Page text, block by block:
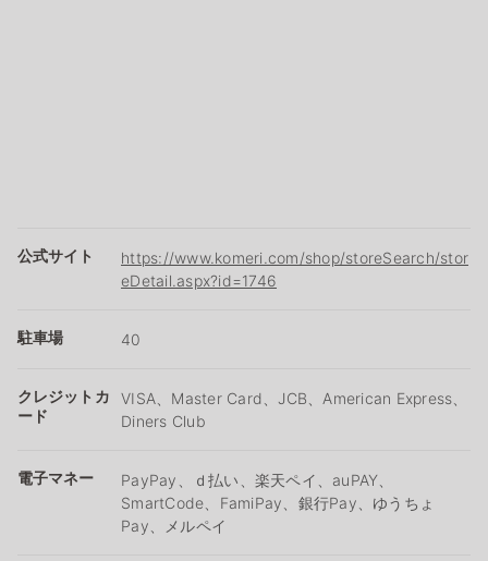
公式サイト
https://www.komeri.com/shop/storeSearch/stor
eDetail.aspx?id=1746
駐車場 40
クレジットカ
ード
VISA、Master Card、JCB、American Express、
Diners Club
電子マネー
PayPay、ｄ払い、楽天ペイ、auPAY、
SmartCode、FamiPay、銀行Pay、ゆうちょ
Pay、メルペイ